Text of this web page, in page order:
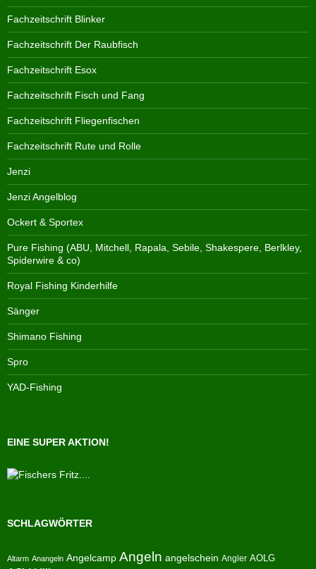
Fachzeitschrift Blinker
Fachzeitschrift Der Raubfisch
Fachzeitschrift Esox
Fachzeitschrift Fisch und Fang
Fachzeitschrift Fliegenfischen
Fachzeitschrift Rute und Rolle
Jenzi
Jenzi Angelblog
Ockert & Sportex
Pure Fishing (ABU, Mitchell, Rapala, Sebile, Shakespere, Berlkley,
Spiderwire & co)
Royal Fishing Kinderhilfe
Sänger
Shimano Fishing
Spro
YAD-Fishing
EINE SUPER AKTION!
SCHLAGWÖRTER
Altarm Anangeln Angelcamp Angeln angelschein Angler AOLG